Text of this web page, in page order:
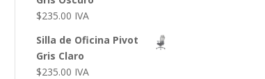
$235.00 IVA
Silla de Oficina Pivot
Gris Claro
$235.00 IVA